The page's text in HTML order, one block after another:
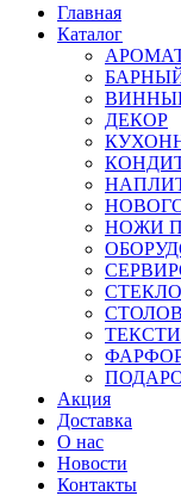
Главная
Каталог
ДЕКОР
НОЖИ
СТЕКЛО
Акция
Доставка
О нас
Новости
Контакты